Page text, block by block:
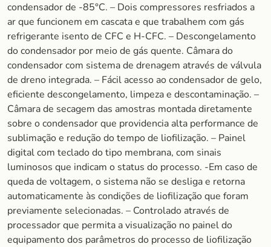
condensador de -85°C. – Dois compressores resfriados a
ar que funcionem em cascata e que trabalhem com gás
refrigerante isento de CFC e H-CFC. – Descongelamento
do condensador por meio de gás quente. Câmara do
condensador com sistema de drenagem através de válvula
de dreno integrada. – Fácil acesso ao condensador de gelo,
eficiente descongelamento, limpeza e descontaminação. –
Câmara de secagem das amostras montada diretamente
sobre o condensador que providencia alta performance de
sublimação e redução do tempo de liofilização. – Painel
digital com teclado do tipo membrana, com sinais
luminosos que indicam o status do processo. -Em caso de
queda de voltagem, o sistema não se desliga e retorna
automaticamente às condições de liofilização que foram
previamente selecionadas. – Controlado através de
processador que permita a visualização no painel do
equipamento dos parâmetros do processo de liofilização